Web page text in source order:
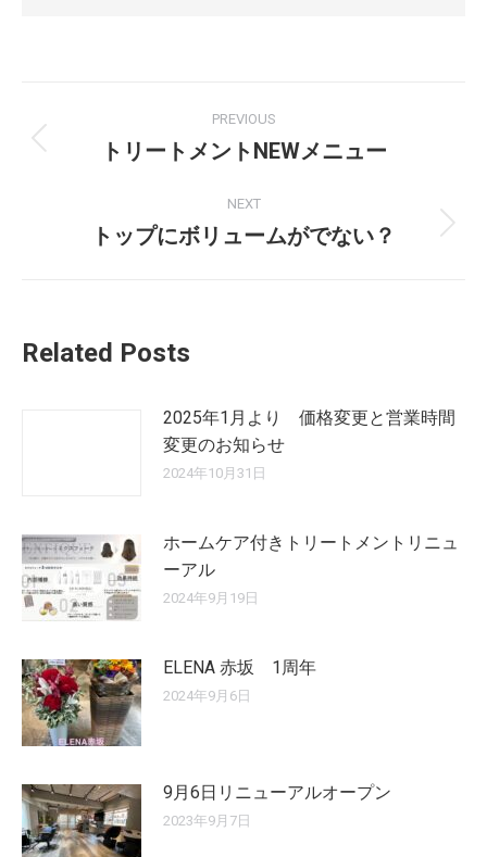
PREVIOUS
トリートメントNEWメニュー
NEXT
トップにボリュームがでない？
Related Posts
2025年1月より 価格変更と営業時間
変更のお知らせ
2024年10月31日
ホームケア付きトリートメントリニュ
ーアル
2024年9月19日
ELENA 赤坂 1周年
2024年9月6日
9月6日リニューアルオープン
2023年9月7日